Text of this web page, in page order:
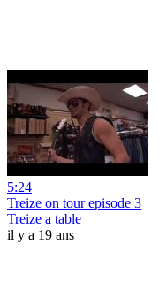
5:24
Treize on tour episode 3
Treize a table
il y a 19 ans